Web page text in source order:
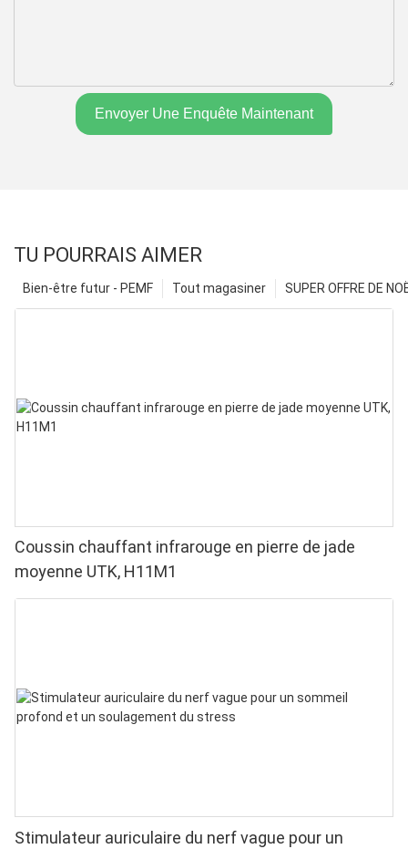
Envoyer Une Enquête Maintenant
TU POURRAIS AIMER
SUPER OFFRE DE
Tout magasiner
Bien-être futur - PEMF
Coussin chauffant infrarouge en pierre de jade
moyenne UTK, H11M1
Stimulateur auriculaire du nerf vague pour un